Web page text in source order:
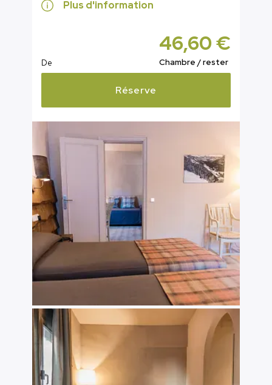
Plus d'information
De
46,60 €
Chambre / rester
Réserve